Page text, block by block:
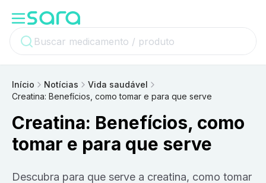
Início Notícias
Vida saudável
Creatina: Benefícios, como tomar e para que serve
Creatina: Benefícios, como
tomar e para que serve
Descubra para que serve a creatina, como tomar